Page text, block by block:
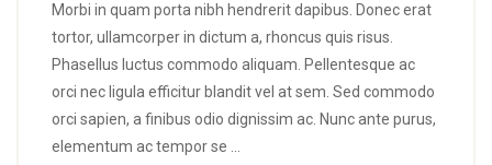
Morbi in quam porta nibh hendrerit dapibus. Donec erat
tortor, ullamcorper in dictum a, rhoncus quis risus.
Phasellus luctus commodo aliquam. Pellentesque ac
orci nec ligula efficitur blandit vel at sem. Sed commodo
orci sapien, a finibus odio dignissim ac. Nunc ante purus,
elementum ac tempor se …